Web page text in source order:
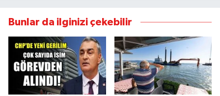
Bunlar da ilginizi çekebilir